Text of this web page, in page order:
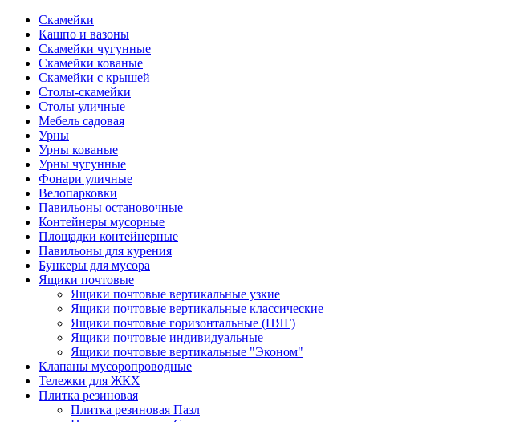
Скамейки
Кашпо и вазоны
Скамейки чугунные
Скамейки кованые
Скамейки с крышей
Столы-скамейки
Столы уличные
Мебель садовая
Урны
Урны кованые
Урны чугунные
Фонари уличные
Велопарковки
Павильоны остановочные
Контейнеры мусорные
Площадки контейнерные
Павильоны для курения
Бункеры для мусора
Ящики почтовые
Ящики почтовые вертикальные узкие
Ящики почтовые вертикальные классические
Ящики почтовые горизонтальные (ПЯГ)
Ящики почтовые индивидуальные
Ящики почтовые вертикальные "Эконом"
Клапаны мусоропроводные
Тележки для ЖКХ
Плитка резиновая
Плитка резиновая Пазл